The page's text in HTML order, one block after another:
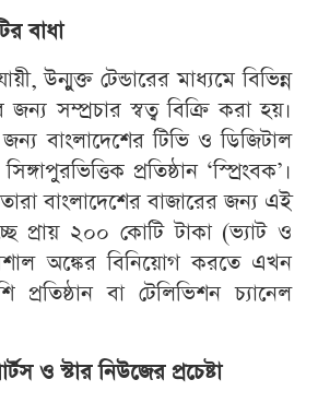
বাধা
উন্মুক্ত টেন্ডারের মাধ্যমে বিভিন্ন
সম্প্রচার স্বত্ব বিক্রি করা হয়।
বাংলাদেশের টিভি ও ডিজিটাল
প্রতিষ্ঠান ‘স্প্রিংবক’।
বাংলাদেশের বাজারের জন্য এই
প্রায় ২০০ কোটি টাকা (ভ্যাট ও
অঙ্কের বিনিয়োগ করতে এখন
প্রতিষ্ঠান বা টেলিভিশন চ্যানেল
ও স্টার নিউজের প্রচেষ্টা